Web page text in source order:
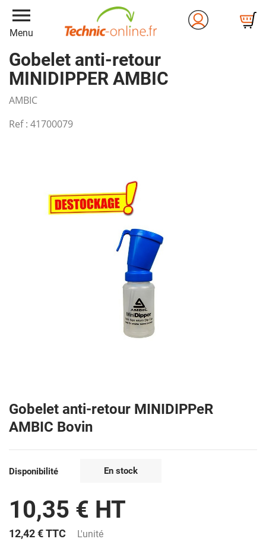
menu
Menu
Gobelet anti-retour
MINIDIPPER AMBIC
AMBIC
Ref : 41700079
Gobelet anti-retour MINIDIPPeR
AMBIC Bovin
Disponibilité En stock
10,35 € HT
12,42 €TTC L'unité